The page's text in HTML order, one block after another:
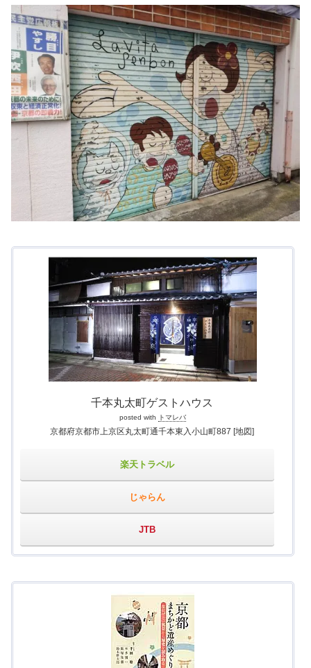
千本丸太町ゲストハウス
posted with トマレバ
京都府京都市上京区丸太町通千本東入小山町887[地図]
楽天トラベル
じゃらん
JTB